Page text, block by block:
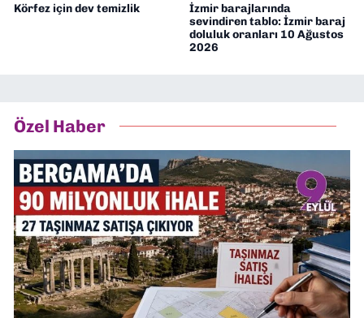
Körfez için dev temizlik
İzmir barajlarında
sevindiren tablo: İzmir baraj
doluluk oranları 10 Ağustos
2026
Özel Haber